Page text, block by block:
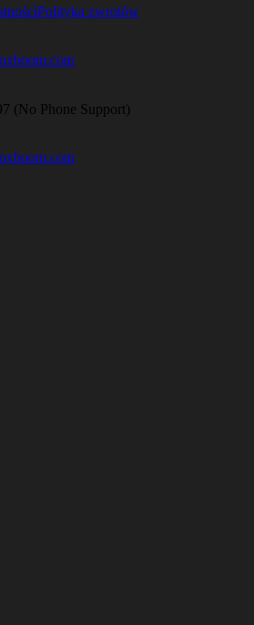
Polityka zwrotów
(No Phone Support)